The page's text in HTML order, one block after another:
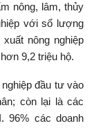
nông, lâm, thủy
với số lượng
nông nghiệp
9,2 triệu hộ.
đầu tư vào
còn lại là các
96% các doanh